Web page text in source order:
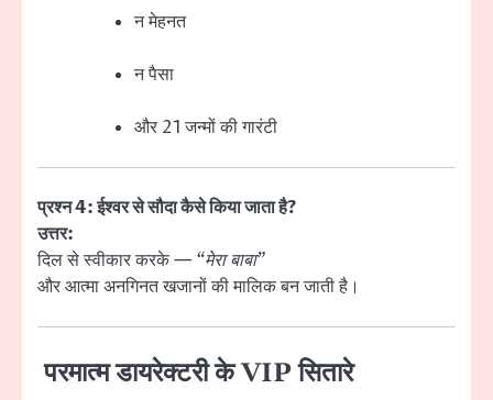
न मेहनत
न पैसा
और 21 जन्मों की गारंटी
प्रश्न 4: ईश्वर से सौदा कैसे किया जाता है?
उत्तर:
दिल से स्वीकार करके — “मेरा बाबा”
और आत्मा अनगिनत खजानों की मालिक बन जाती है।
परमात्म डायरेक्टरी के VIP सितारे